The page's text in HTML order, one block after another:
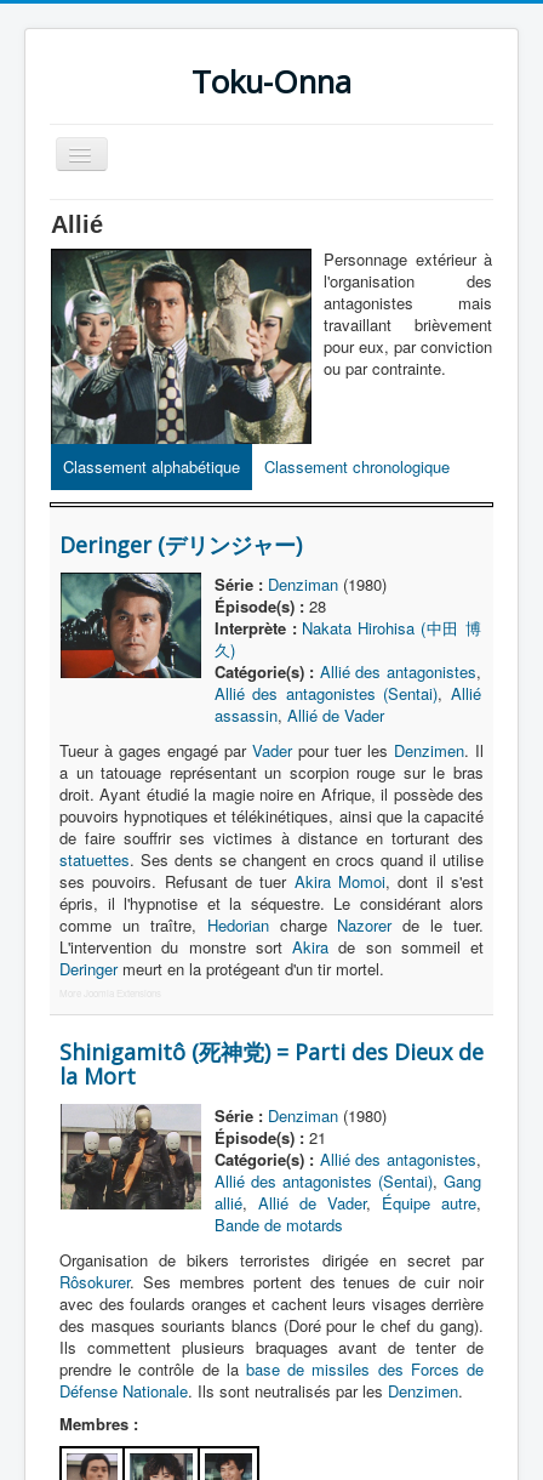
Toku-Onna
Basculer
la
Accueil
Toku-Actrices
Toku-Critiques
Séries
Films
COSAA
Dessins
Artiste Asperger
Lexique
Série
Acteur
Équipe
Transformation
Équipement
Mecha
Objet
Lieu
Épisode
Fanservice
Générique
Protagoniste
Entourage
Monstre
Autre
Race
Archétype
Récurrent
Allié
Personnage extérieur à
l'organisation des
antagonistes mais
travaillant brièvement
pour eux, par conviction
ou par contrainte.
Classement alphabétique Classement chronologique
Deringer (デリンジャー)
Série : Denziman(1980)
Épisode(s) :28
Interprète : Nakata Hirohisa (中田 博
久)
Catégorie(s) : Allié des antagonistes,
Allié des antagonistes (Sentai), Allié
assassin, Allié de Vader
Tueur à gages engagé par Vaderpour tuer les Denzimen. Il
a un tatouage représentant un scorpion rouge sur le bras
droit. Ayant étudié la magie noire en Afrique, il possède des
pouvoirs hypnotiques et télékinétiques, ainsi que la capacité
de faire souffrir ses victimes à distance en torturant des
statuettes. Ses dents se changent en crocs quand il utilise
ses pouvoirs. Refusant de tuer Akira Momoi, dont il s'est
épris, il l'hypnotise et la séquestre. Le considérant alors
comme un traître, Hedoriancharge Nazorerde le tuer.
L'intervention du monstre sort Akira de son sommeil et
Deringermeurt en la protégeant d'un tir mortel.
More Joomla Extensions
Shinigamitô (死神党) = Parti des Dieux de
la Mort
Série : Denziman(1980)
Épisode(s) :21
Catégorie(s) : Allié des antagonistes,
Allié des antagonistes (Sentai), Gang
allié, Allié de Vader, Équipe autre,
Bande de motards
Organisation de bikers terroristes dirigée en secret par
Rôsokurer. Ses membres portent des tenues de cuir noir
avec des foulards oranges et cachent leurs visages derrière
des masques souriants blancs (Doré pour le chef du gang).
Ils commettent plusieurs braquages avant de tenter de
prendre le contrôle de la base de missiles des Forces de
Défense Nationale. Ils sont neutralisés par les Denzimen.
Membres :